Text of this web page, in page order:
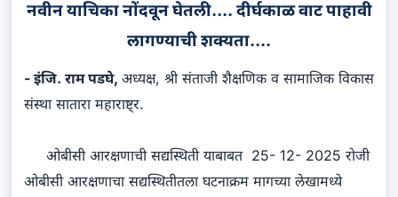
नवीन याचिका नोंदवून घेतली.... दीर्घकाळ वाट पाहावी
लागण्याची शक्यता....
- इंजि. राम पडघे, अध्यक्ष, श्री संताजी शैक्षणिक व सामाजिक विकास
संस्था सातारा महाराष्ट्र.
ओबीसी आरक्षणाची सद्यस्थिती याबाबत 25- 12- 2025 रोजी
ओबीसी आरक्षणाचा सद्यस्थितीतला घटनाक्रम मागच्या लेखामध्ये